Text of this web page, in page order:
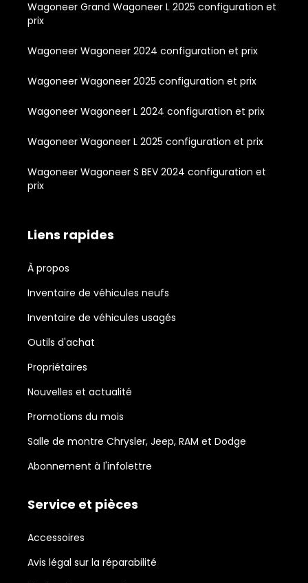
Wagoneer Grand Wagoneer L 2025 configuration et
prix
Wagoneer Wagoneer 2024 configuration et prix
Wagoneer Wagoneer 2025 configuration et prix
Wagoneer Wagoneer L 2024 configuration et prix
Wagoneer Wagoneer L 2025 configuration et prix
Wagoneer Wagoneer S BEV 2024 configuration et
prix
Liens rapides
À propos
Inventaire de véhicules neufs
Inventaire de véhicules usagés
Outils d'achat
Propriétaires
Nouvelles et actualité
Promotions du mois
Salle de montre Chrysler, Jeep, RAM et Dodge
Abonnement à l'infolettre
Service et pièces
Accessoires
Avis légal sur la réparabilité